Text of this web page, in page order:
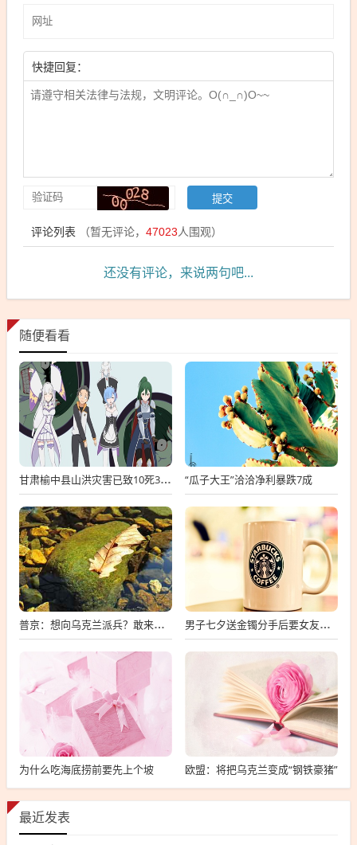
快捷回复：
评论列表 （暂无评论， 47023人围观）
还没有评论，来说两句吧...
随便看看
甘肃榆中县山洪灾害已致10死33失联 “瓜子大王”洽洽净利暴跌7成
普京：想向乌克兰派兵？敢来就打，普京，敢派兵到乌克兰，将面临严厉反击 男子七夕送金镯分手后要女友还钱
为什么吃海底捞前要先上个坡 欧盟：将把乌克兰变成“钢铁豪猪”
最近发表